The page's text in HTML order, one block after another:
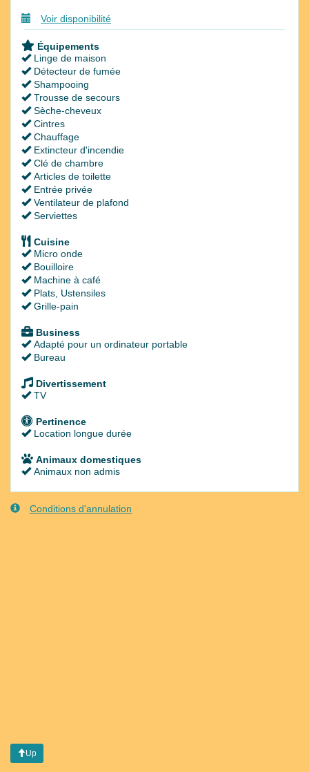
Voir disponibilité
Équipements
Linge de maison
Détecteur de fumée
Shampooing
Trousse de secours
Sèche-cheveux
Cintres
Chauffage
Extincteur d'incendie
Clé de chambre
Articles de toilette
Entrée privée
Ventilateur de plafond
Serviettes
Cuisine
Micro onde
Bouilloire
Machine à café
Plats, Ustensiles
Grille-pain
Business
Adapté pour un ordinateur portable
Bureau
Divertissement
TV
Pertinence
Location longue durée
Animaux domestiques
Animaux non admis
Conditions d'annulation
Up